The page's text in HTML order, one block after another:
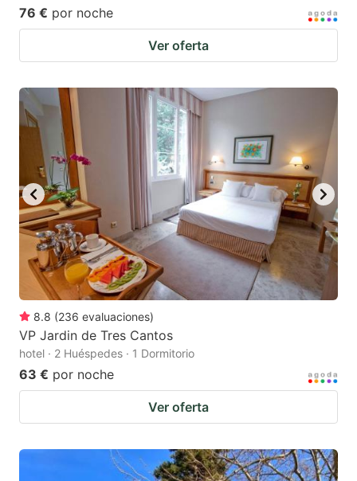
76 € por noche
Ver oferta
8.8 (236 evaluaciones)
VP Jardin de Tres Cantos
hotel · 2 Huéspedes · 1 Dormitorio
63 € por noche
Ver oferta